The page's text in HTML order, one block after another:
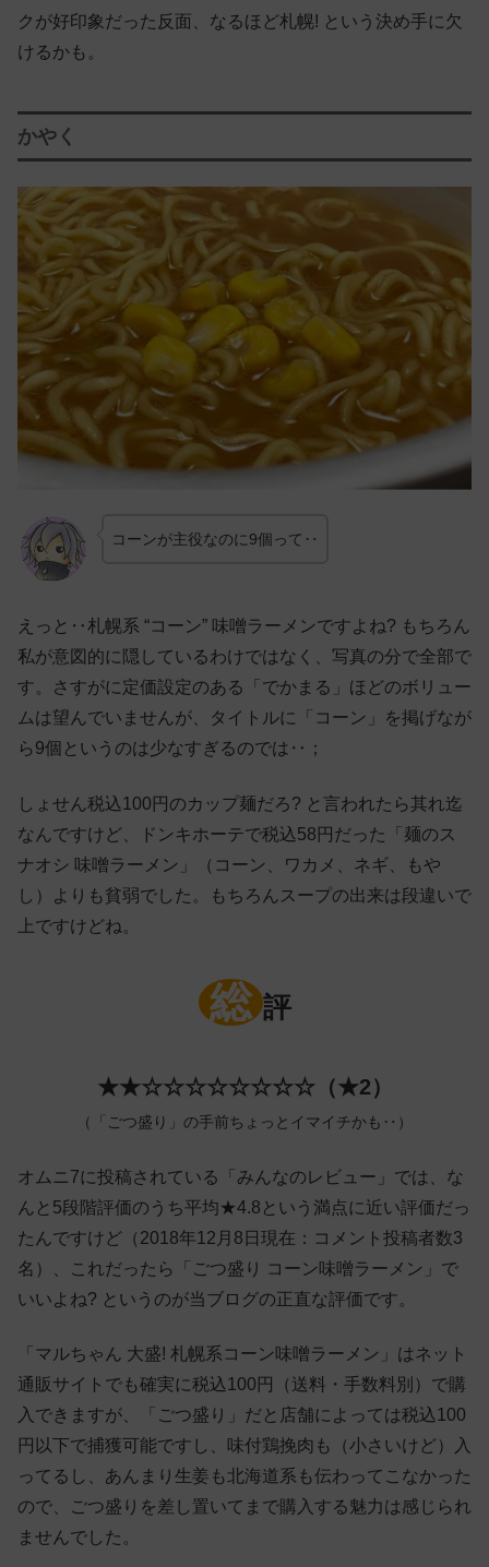
クが好印象だった反面、なるほど札幌! という決め手に欠
けるかも。
かやく
コーンが主役なのに9個って‥
えっと‥札幌系 “コーン” 味噌ラーメンですよね? もちろん
私が意図的に隠しているわけではなく、写真の分で全部で
す。さすがに定価設定のある「でかまる」ほどのボリュー
ムは望んでいませんが、タイトルに「コーン」を掲げなが
ら9個というのは少なすぎるのでは‥；
しょせん税込100円のカップ麺だろ? と言われたら其れ迄
なんですけど、ドンキホーテで税込58円だった「麺のス
ナオシ 味噌ラーメン」（コーン、ワカメ、ネギ、もや
し）よりも貧弱でした。もちろんスープの出来は段違いで
上ですけどね。
総 評
★★☆☆☆☆☆☆☆☆（★2）
（「ごつ盛り」の手前ちょっとイマイチかも‥）
オムニ7に投稿されている「みんなのレビュー」では、な
んと5段階評価のうち平均★4.8という満点に近い評価だっ
たんですけど（2018年12月8日現在：コメント投稿者数3
名）、これだったら「ごつ盛り コーン味噌ラーメン」で
いいよね? というのが当ブログの正直な評価です。
「マルちゃん 大盛! 札幌系コーン味噌ラーメン」はネット
通販サイトでも確実に税込100円（送料・手数料別）で購
入できますが、「ごつ盛り」だと店舗によっては税込100
円以下で捕獲可能ですし、味付鶏挽肉も（小さいけど）入
ってるし、あんまり生姜も北海道系も伝わってこなかった
ので、ごつ盛りを差し置いてまで購入する魅力は感じられ
ませんでした。